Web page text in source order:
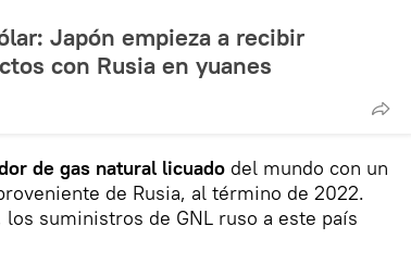
Japón empieza a recibir
con Rusia en yuanes
de gas natural licuado del mundo con un
de Rusia, al término de 2022.
suministros de GNL ruso a este país